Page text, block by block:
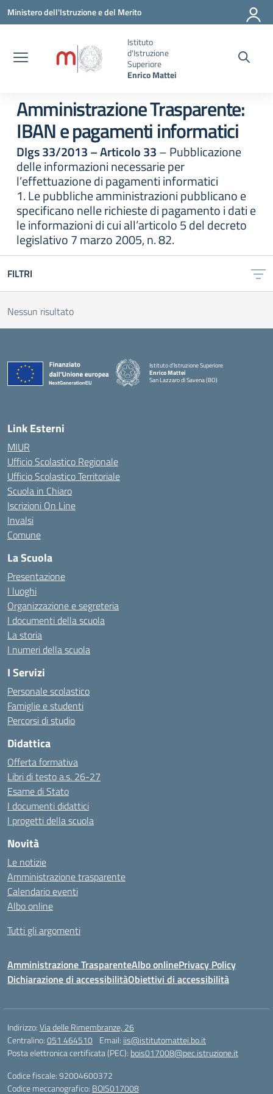
Vai ai contenuti
Vai al menu di navigazione
Vai al footer
Ministero dell'Istruzione e del Merito
Istituto
d'Istruzione
Superiore
Enrico Mattei
Amministrazione Trasparente:
IBAN e pagamenti informatici
Dlgs 33/2013 – Articolo 33– Pubblicazione
delle informazioni necessarie per
l’effettuazione di pagamenti informatici
1. Le pubbliche amministrazioni pubblicano e
specificano nelle richieste di pagamento i dati e
le informazioni di cui all’articolo 5 del decreto
legislativo 7 marzo 2005, n. 82.
FILTRI
Nessun risultato
Istituto d'Istruzione Superiore
Enrico Mattei
San Lazzaro di Savena (BO)
Link Esterni
MIUR
Ufficio Scolastico Regionale
Ufficio Scolastico Territoriale
Scuola in Chiaro
Iscrizioni On Line
Invalsi
Comune
La Scuola
Presentazione
I luoghi
Organizzazione e segreteria
I documenti della scuola
La storia
I numeri della scuola
I Servizi
Personale scolastico
Famiglie e studenti
Percorsi di studio
Didattica
Offerta formativa
Libri di testo a.s. 26-27
Esame di Stato
I documenti didattici
I progetti della scuola
Novità
Le notizie
Amministrazione trasparente
Calendario eventi
Albo online
Tutti gli argomenti
Amministrazione TrasparenteAlbo onlinePrivacy Policy
Dichiarazione di accessibilitàObiettivi di accessibilità
Indirizzo:Via delle Rimembranze, 26
Centralino:051 464510 Email: iis@istitutomattei.bo.it
Posta elettronica certificata (PEC): bois017008@pec.istruzione.it
Codice fiscale: 92004600372
Codice meccanografico: BOIS017008